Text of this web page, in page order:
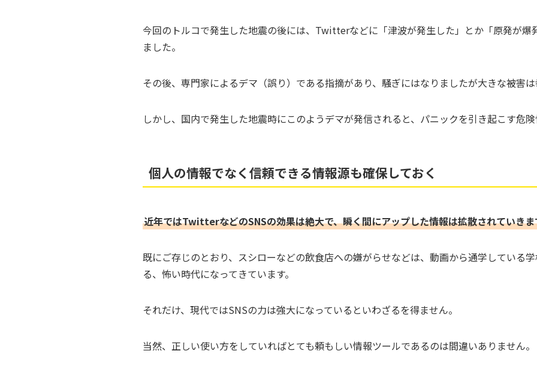
今回のトルコで発生した地震の後には、Twitterなどに「津波が発生した」とか「原発が爆
ました。
その後、専門家によるデマ（誤り）である指摘があり、騒ぎにはなりましたが大きな被害
しかし、国内で発生した地震時にこのようデマが発信されると、パニックを引き起こす危
個人の情報でなく信頼できる情報源も確保しておく
近年ではTwitterなどのSNSの効果は絶大で、瞬く間にアップした情報は拡散されていきま
既にご存じのとおり、スシローなどの飲食店への嫌がらせなどは、動画から通学している
る、怖い時代になってきています。
それだけ、現代ではSNSの力は強大になっているといわざるを得ません。
当然、正しい使い方をしていればとても頼もしい情報ツールであるのは間違いありません。